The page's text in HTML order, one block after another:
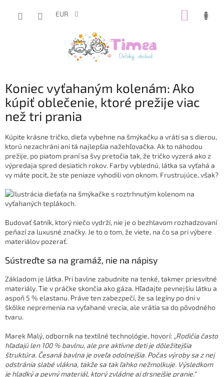
EUR
Koniec vyťahaným kolenám: Ako
kúpiť oblečenie, ktoré prežije viac
než tri prania
Kúpite krásne tričko, dieťa vybehne na šmýkačku a vráti sa s dierou,
ktorú nezachráni ani tá najlepšia nažehľovačka. Ak to náhodou
prežije, po piatom praní sa švy pretočia tak, že tričko vyzerá ako z
výpredaja spred desiatich rokov. Farby vyblednú, látka sa vyťahá a
vy máte pocit, že ste peniaze vyhodili von oknom. Frustrujúce, však?
Budovať šatník, ktorý niečo vydrží, nie je o bezhlavom rozhadzovaní
peňazí za luxusné značky. Je to o tom, že viete, na čo sa pri výbere
materiálov pozerať.
Sústreďte sa na gramáž, nie na nápisy
Základom je látka. Pri bavlne zabudnite na tenké, takmer priesvitné
materiály. Tie v práčke skončia ako gáza. Hľadajte pevnejšiu látku a
aspoň 5 % elastanu. Práve ten zabezpečí, že sa legíny po dni v
škôlke nepremenia na vyťahané vrecia, ale vrátia sa do pôvodného
tvaru.
Marek Malý, odborník na textilné technológie, hovorí: „Rodičia často
hľadajú len 100 % bavlnu, ale pre aktívne deti je dôležitejšia
štruktúra. Česaná bavlna je oveľa odolnejšia. Počas výroby sa z nej
odstránia slabé vlákna, takže sa tak ľahko nežmolkuje. Výsledkom
je hladký a pevný materiál, ktorý zvládne aj drsnejšie pranie.“